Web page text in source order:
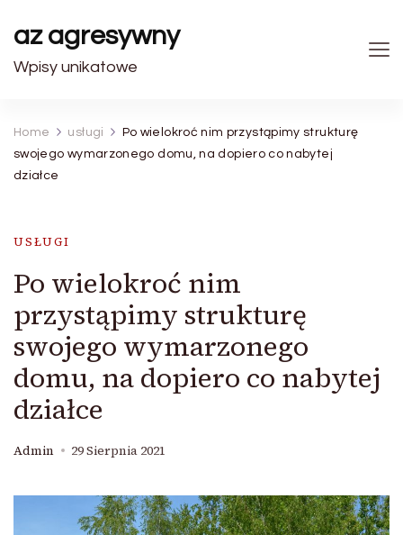
az agresywny
Wpisy unikatowe
Home usługi
Po wielokroć nim przystąpimy strukturę
swojego wymarzonego domu, na dopiero co nabytej
działce
USŁUGI
Po wielokroć nim
przystąpimy strukturę
swojego wymarzonego
domu, na dopiero co nabytej
działce
Admin 29 Sierpnia 2021